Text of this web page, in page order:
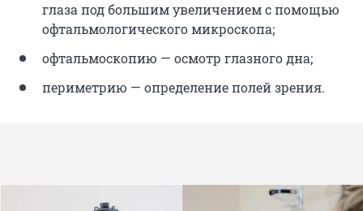
глаза под большим увеличением с помощью
офтальмологического микроскопа;
офтальмоскопию — осмотр глазного дна;
периметрию — определение полей зрения.